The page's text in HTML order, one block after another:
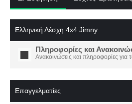
Ελληνική Λέσχη 4x4 Jimny
Πληροφορίες και
Ανακοινώσεις και πληροφορίες
Επαγγελματίες